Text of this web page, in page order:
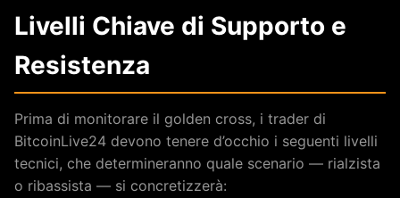
Livelli Chiave di Supporto e
Resistenza
Prima di monitorare il golden cross, i trader di
BitcoinLive24 devono tenere d’occhio i seguenti livelli
tecnici, che determineranno quale scenario — rialzista
o ribassista — si concretizzerà: